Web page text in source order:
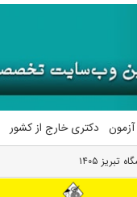
دکتری خارج از کشور
۱۴۰۵